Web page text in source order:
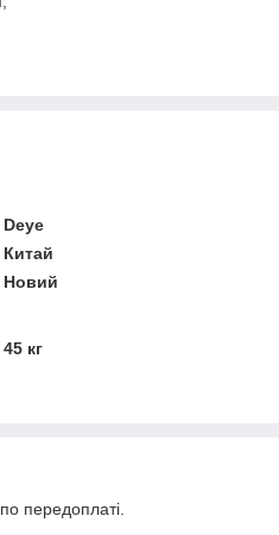
Deye
Китай
Новий
45 кг
передоплаті.